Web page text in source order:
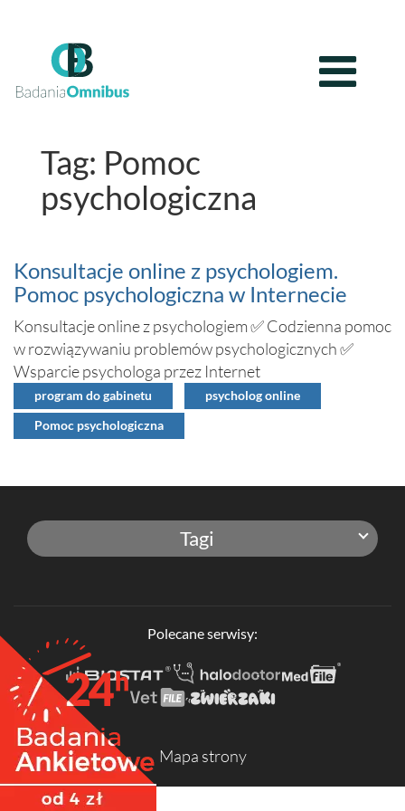
Tag: Pomoc
psychologiczna
Konsultacje online z psychologiem.
Pomoc psychologiczna w Internecie
Konsultacje online z psychologiem ✅ Codzienna pomoc
w rozwiązywaniu problemów psychologicznych ✅
Wsparcie psychologa przez Internet
program do gabinetu psycholog online
Pomoc psychologiczna
Tagi
Polecane serwisy:
Mapa strony